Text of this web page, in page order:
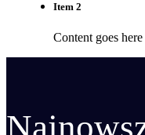
Item 2
Content goes here